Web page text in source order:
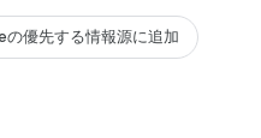
優先する情報源に追加